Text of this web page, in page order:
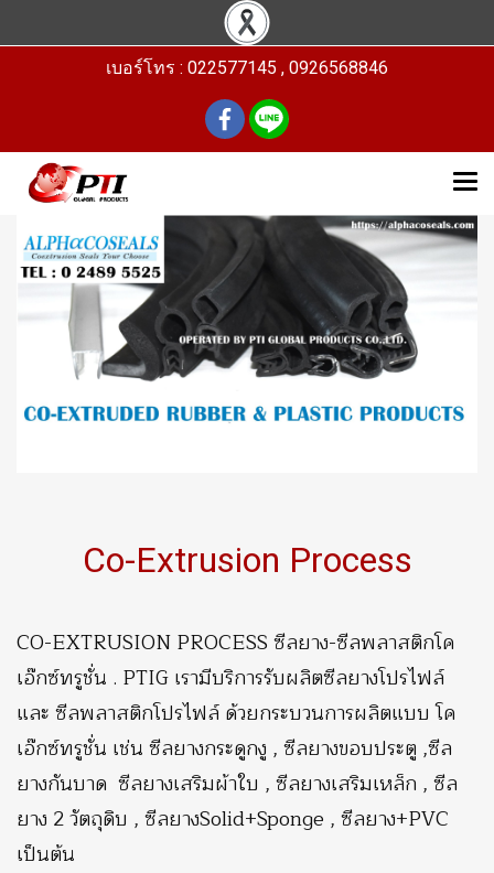
เบอร์โทร : 022577145 , 0926568846
Co-Extrusion Process
CO-EXTRUSION PROCESS ซีลยาง-ซีลพลาสติกโค
เอ๊กซ์ทรูชั่น . PTIG เรามีบริการรับผลิตซีลยางโปรไฟล์
และ ซีลพลาสติกโปรไฟล์ ด้วยกระบวนการผลิตแบบ โค
เอ๊กซ์ทรูชั่น เช่น ซีลยางกระดูกงู , ซีลยางขอบประตู ,ซีล
ยางกันบาด ซีลยางเสริมผ้าใบ , ซีลยางเสริมเหล็ก , ซีล
ยาง 2 วัตถุดิบ , ซีลยางSolid+Sponge , ซีลยาง+PVC
เป็นต้น